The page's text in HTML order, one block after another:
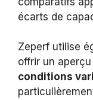
écarts de
Zeperf utilise
offrir un
conditions